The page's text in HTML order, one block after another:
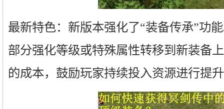
最新特色：新版本强化了“装备传承”功
部分强化等级或特殊属性转移到新装备
的成本，鼓励玩家持续投入资源进行提